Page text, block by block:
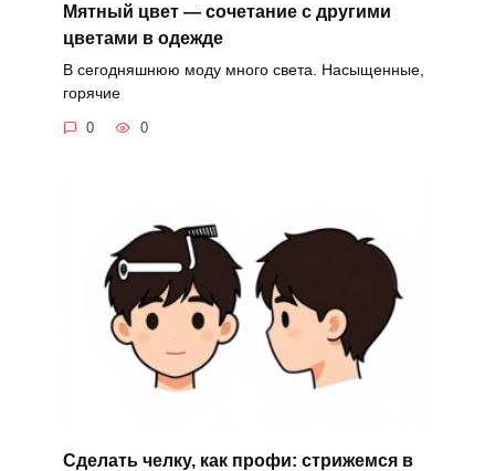
Мятный цвет — сочетание с другими
цветами в одежде
В сегодняшнюю моду много света. Насыщенные,
горячие
0 0
Сделать челку, как профи: стрижемся в